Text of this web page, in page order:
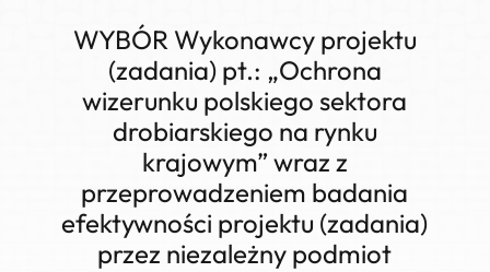
WYBÓR Wykonawcy projektu
(zadania) pt.: „Ochrona
wizerunku polskiego sektora
drobiarskiego na rynku
krajowym” wraz z
przeprowadzeniem badania
efektywności projektu (zadania)
przez niezależny podmiot